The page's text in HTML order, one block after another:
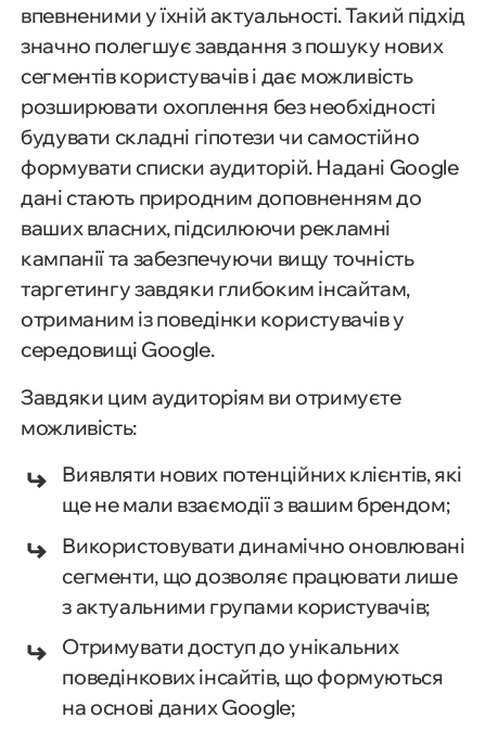
впевненими у їхній актуальності. Такий підхід
значно полегшує завдання з пошуку нових
сегментів користувачів і дає можливість
розширювати охоплення без необхідності
будувати складні гіпотези чи самостійно
формувати списки аудиторій. Надані Google
дані стають природним доповненням до
ваших власних, підсилюючи рекламні
кампанії та забезпечуючи вищу точність
таргетингу завдяки глибоким інсайтам,
отриманим із поведінки користувачів у
середовищі Google.
Завдяки цим аудиторіям ви отримуєте
можливість:
Виявляти нових потенційних клієнтів, які
ще не мали взаємодії з вашим брендом;
Використовувати динамічно оновлювані
сегменти, що дозволяє працювати лише
з актуальними групами користувачів;
Отримувати доступ до унікальних
поведінкових інсайтів, що формуються
на основі даних Google;